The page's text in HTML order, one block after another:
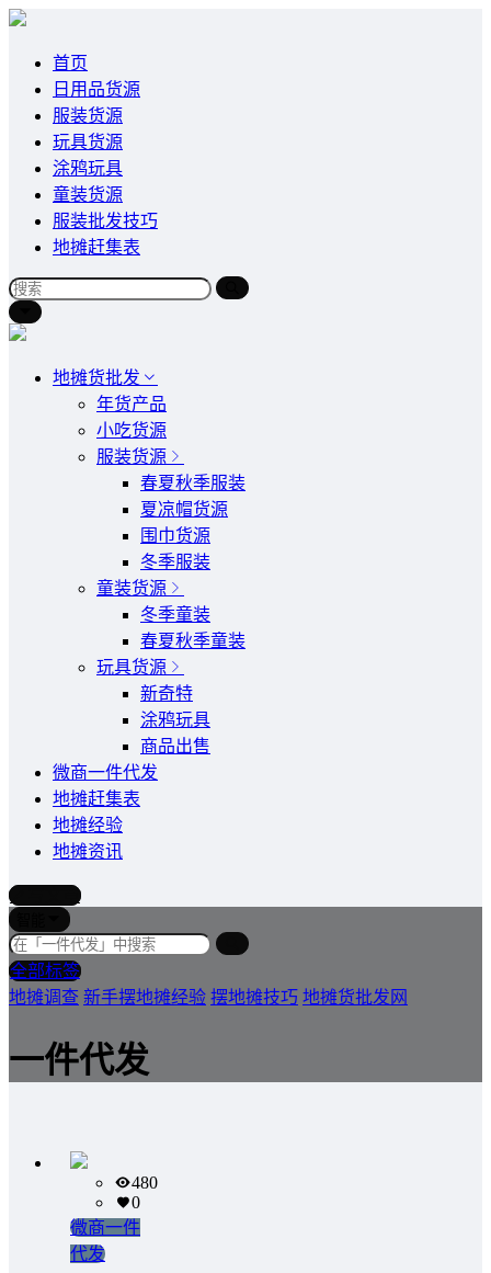
首页
日用品货源
服装货源
玩具货源
涂鸦玩具
童装货源
服装批发技巧
地摊赶集表
地摊货批发
年货产品
小吃货源
服装货源
春夏秋季服装
夏凉帽货源
围巾货源
冬季服装
童装货源
冬季童装
春夏秋季童装
玩具货源
新奇特
涂鸦玩具
商品出售
微商一件代发
地摊赶集表
地摊经验
地摊资讯
写文章
全部标签
地摊调查 新手摆地摊经验 摆地摊技巧 地摊货批发网
一件代发
480
0
微商一件
代发